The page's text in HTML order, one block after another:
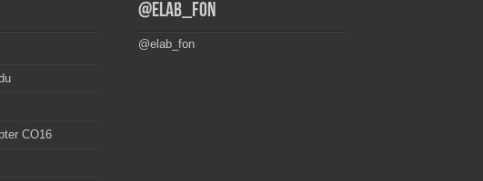
CO16
@elab_fon
@elab_fon